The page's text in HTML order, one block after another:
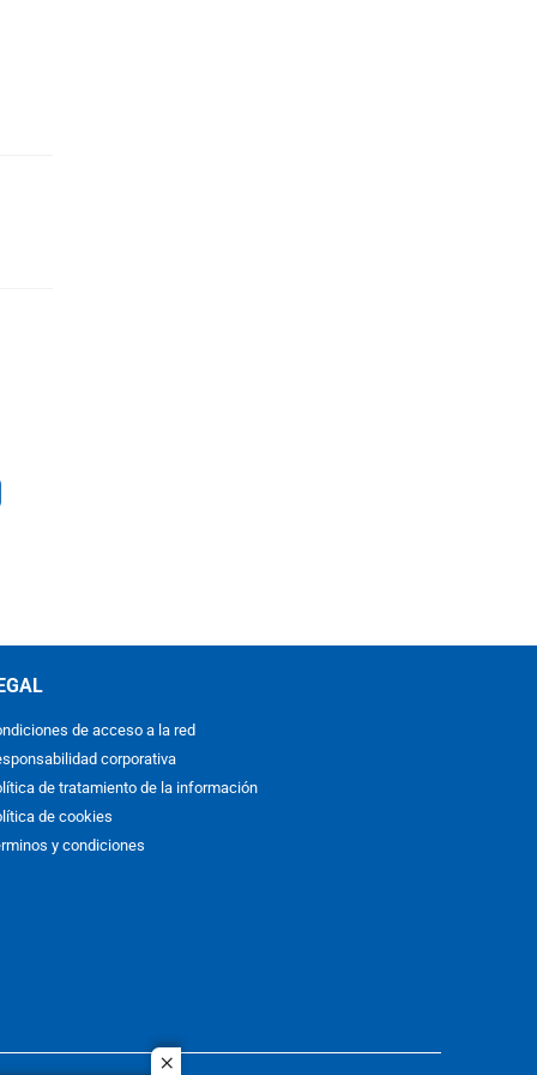
de acceso a la red
corporativa
de tratamiento de la información
de cookies
y condiciones